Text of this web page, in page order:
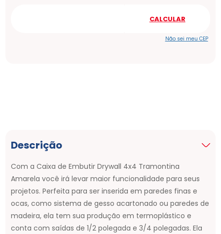
Não sei meu CEP
Descrição
Com a Caixa de Embutir Drywall 4x4 Tramontina
Amarela você irá levar maior funcionalidade para seus
projetos. Perfeita para ser inserida em paredes finas e
ocas, como sistema de gesso acartonado ou paredes de
madeira, ela tem sua produção em termoplástico e
conta com saídas de 1/2 polegada e 3/4 polegadas. Ela